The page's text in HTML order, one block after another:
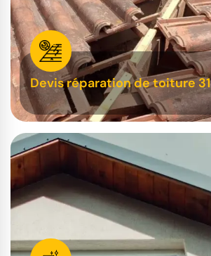
Devis réparation de toiture 31